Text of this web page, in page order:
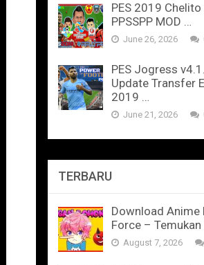
PES 2019 Chelito
PPSSPP MOD …
June 26, 2026
PES Jogress
Update Transfer
2019 …
June 21, 2026
TERBARU
Download Anime
Force –
August 7, 2026